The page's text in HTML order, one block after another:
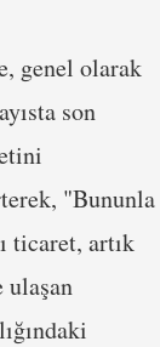
genel olarak
son
"Bununla
ticaret, artık
ulaşan